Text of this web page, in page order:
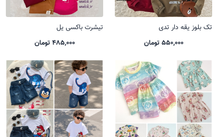
تک بلوز یقه دار تدی
550,000 تومان
تیشرت باکسی یل
485,000 تومان